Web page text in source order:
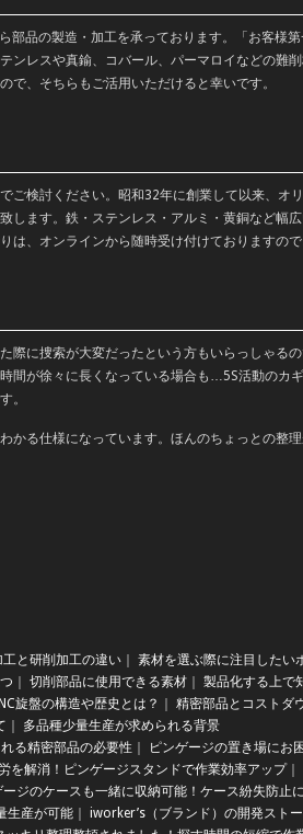
品の製造・加工を承っております。「お客様
ンレスや真鍮、コバール、パーマロイなどの難
で、そちらもご活用いただけると幸いです。
ご検討ください。昭和32年に創業して以来、オ
します。鉄・ステンレス・アルミ・黄銅など幅
、オンラインから随時受け付けておりますので
に捜索が大変だったという方もいらっしゃるの
間が徐々に長くなっている場合も…5S活動のカ
。
る仕様になっています。ほんのちょっとの整
工と研削加工の違い
素材を選ぶ際に注目したい
切削部品に使用できる素材
製品化する上で
旋盤の構造や歴史とは？
精密部品とコストダ
多品種少量生産が求められる背景
る精密部品の必要性 ピンゲージの置き場にお
を解消！ピンゲージスタンドで作業効率アップ｜
ジのケースも一緒に収納可能！ケース紛失防止
生産が可能｜ iworker’s（ブランド）の開発スト